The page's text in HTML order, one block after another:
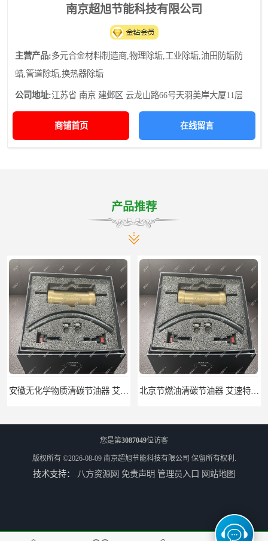
南京超旭节能科技有限公司
主营产品:多元合金材料制造商,物理除垢,工业除垢,油田防垢防
蜡,管道除垢,换热器除垢
公司地址:江苏省 南京 建邺区 云龙山路66号天羽美岸大厦11层
商铺首页 在线留言
产品推荐
您是第3087049位访客
版权所有 ©2026-08-09 南京超旭节能科技有限公司 保留所有权利.
技术支持： 八方资源网 免责声明 管理员入口 网站地图